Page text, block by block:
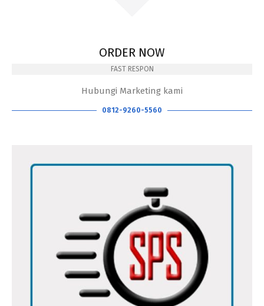
ORDER NOW
FAST RESPON
Hubungi Marketing kami
0812-9260-5560